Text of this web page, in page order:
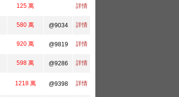
125 萬 詳情
580 萬 @9034 詳情
920 萬 @9819 詳情
598 萬 @9286 詳情
1218 萬 @9398 詳情